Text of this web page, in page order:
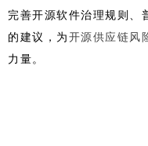
完善开源软件治理规则、
的建议，为 开源供应链风
力量。